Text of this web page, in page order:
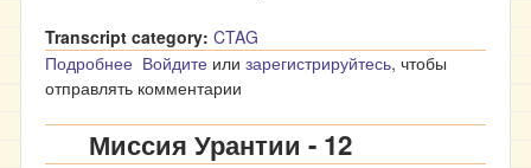
Transcript category: CTAG
Подробнее о Миссия Урантии - 13
Войдите или зарегистрируйтесь, чтобы
отправлять комментарии
Миссия Урантии - 12